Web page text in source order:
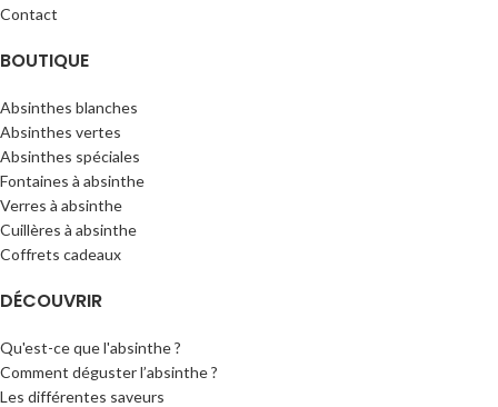
Contact
BOUTIQUE
Absinthes blanches
Absinthes vertes
Absinthes spéciales
Fontaines à absinthe
Verres à absinthe
Cuillères à absinthe
Coffrets cadeaux
DÉCOUVRIR
Qu'est-ce que l'absinthe ?
Comment déguster l’absinthe ?
Les différentes saveurs